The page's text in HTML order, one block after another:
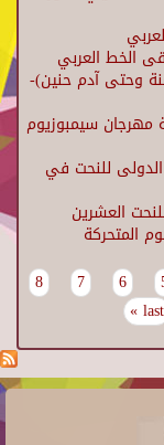
الخط العربي
وحتى آدم حنين)-
مهرجان سيمبوزيوم
للنحت في
العشرين
المتحركة
6
7
8
last »